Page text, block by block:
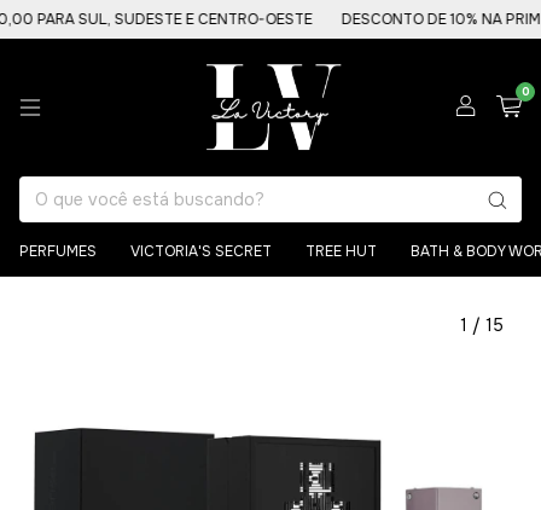
SUL, SUDESTE E CENTRO-OESTE DESCONTO DE 10% NA PRIMEIRA
0
PERFUMES VICTORIA'S SECRET TREE HUT BATH & BODY
1 / 15